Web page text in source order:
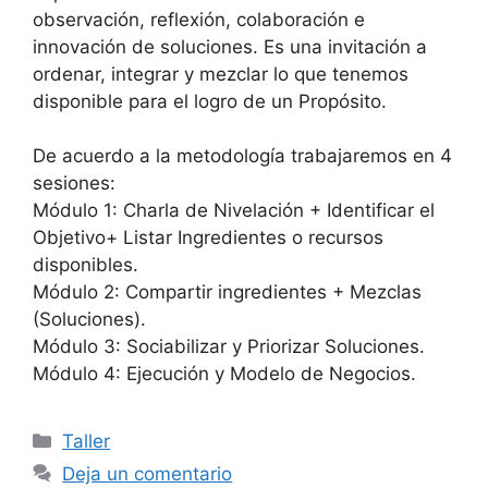
observación, reflexión, colaboración e
innovación de soluciones. Es una invitación a
ordenar, integrar y mezclar lo que tenemos
disponible para el logro de un Propósito.
De acuerdo a la metodología trabajaremos en 4
sesiones:
Módulo 1: Charla de Nivelación + Identificar el
Objetivo+ Listar Ingredientes o recursos
disponibles.
Módulo 2: Compartir ingredientes + Mezclas
(Soluciones).
Módulo 3: Sociabilizar y Priorizar Soluciones.
Módulo 4: Ejecución y Modelo de Negocios.
Taller
Deja un comentario